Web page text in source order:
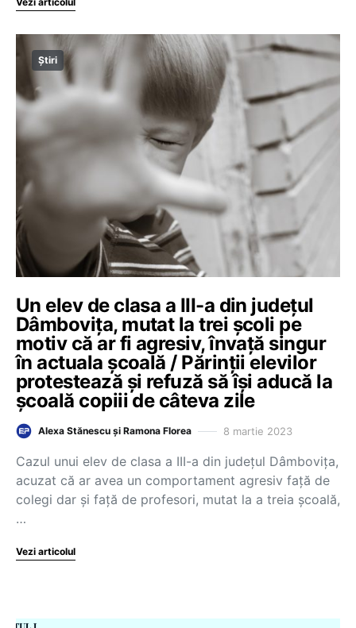
Știri
Un elev de clasa a III-a din județul
Dâmbovița, mutat la trei școli pe
motiv că ar fi agresiv, învață singur
în actuala școală / Părinții elevilor
protestează și refuză să își aducă la
școală copiii de câteva zile
Alexa Stănescu și Ramona Florea 8 martie 2023
Cazul unui elev de clasa a III-a din județul Dâmbovița,
acuzat că ar avea un comportament agresiv față de
colegi dar și față de profesori, mutat la a treia școală,
…
Vezi articolul